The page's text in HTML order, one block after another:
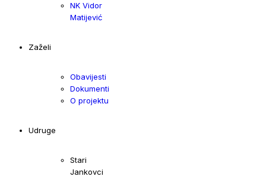
NK Vidor
Matijević
Zaželi
Obavijesti
Dokumenti
O projektu
Udruge
Stari
Jankovci